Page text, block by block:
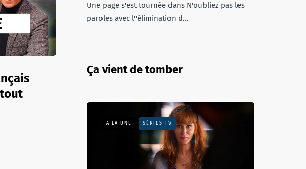
Une page s'est tournée dans N'oubliez pas les
paroles avec l''élimination d...
Ça vient de tomber
A LA UNE SÉRIES TV